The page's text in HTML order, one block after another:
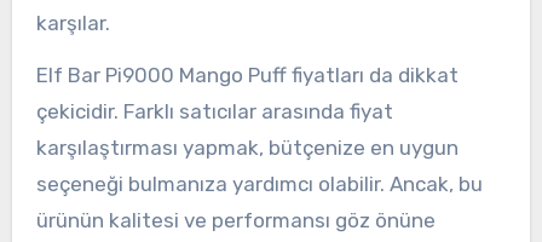
karşılar.
Elf Bar Pi9000 Mango Puff fiyatları da dikkat
çekicidir. Farklı satıcılar arasında fiyat
karşılaştırması yapmak, bütçenize en uygun
seçeneği bulmanıza yardımcı olabilir. Ancak, bu
ürünün kalitesi ve performansı göz önüne